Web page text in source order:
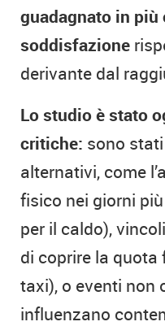
guadagnato in
soddisfazione
derivante dal
Lo studio è stato
critiche: sono
alternativi, come
fisico nei giorni
per il caldo),
di coprire la quota
taxi), o eventi non
influenzano